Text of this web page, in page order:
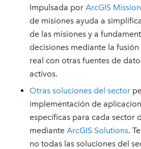
Impulsada porArcGIS Mission
de misiones ayuda a
de las misiones y a
decisiones mediante la
real con otras fuentes de
activos.
Otras soluciones del sector
implementación de
específicas para cada sector
medianteArcGIS Solutions.
no todas las soluciones del